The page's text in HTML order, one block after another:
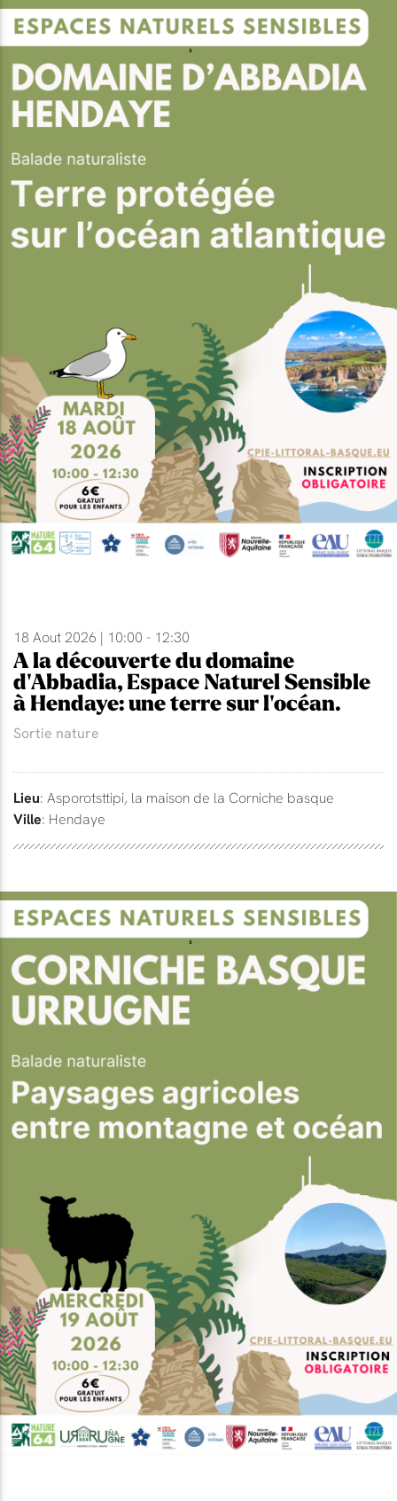
18 Aout 2026 | 10:00 - 12:30
A la découverte du domaine
d'Abbadia, Espace Naturel Sensible
à Hendaye: une terre sur l'océan.
Sortie nature
Lieu: Asporotsttipi, la maison de la Corniche basque
Ville: Hendaye